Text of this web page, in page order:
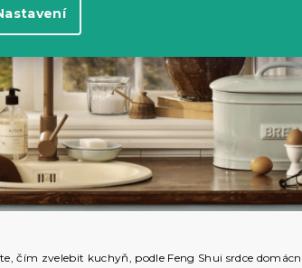
čím zvelebit kuchyň, podle Feng Shui srdce